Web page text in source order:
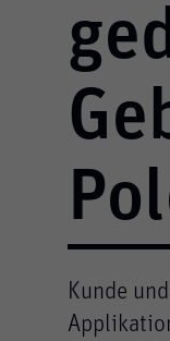
Kunde
werden für die